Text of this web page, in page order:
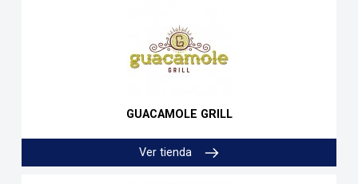
GUACAMOLE GRILL
Ver tienda